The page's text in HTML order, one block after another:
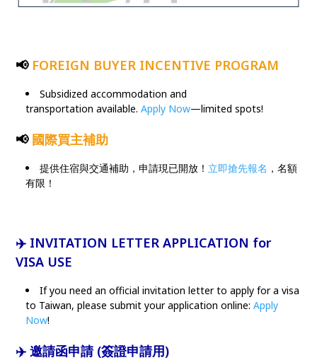
📢 FOREIGN BUYER INCENTIVE PROGRAM
Subsidized accommodation and
transportation available.Apply Now—limited spots!
📢 國際買主補助
提供住宿與交通補助，申請現已開放！ 立即搶先報名 ，名額
有限！
✈️ INVITATION LETTER APPLICATION for
VISA USE
If you need an official invitation letter to apply for a visa
to Taiwan, please submit your application online:Apply
Now!
✈️ 邀請函申請 (簽證申請用)